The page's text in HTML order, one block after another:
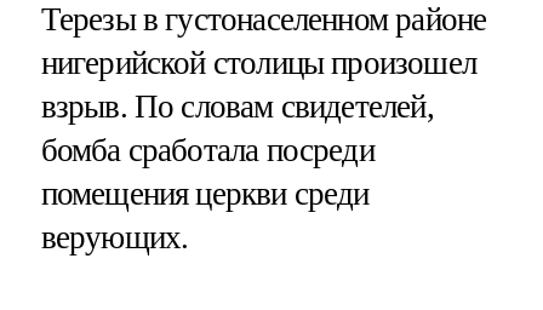
Терезы в густонаселенном районе
нигерийской столицы произошел
взрыв. По словам свидетелей,
бомба сработала посреди
помещения церкви среди
верующих.